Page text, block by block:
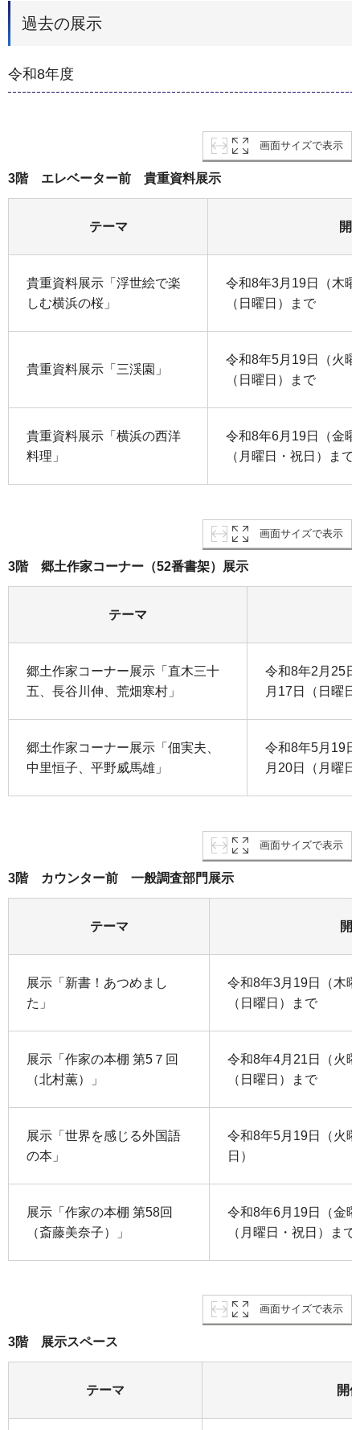
過去の展示
令和8年度
画面サイズで表示
3階 エレベーター前 貴重資料展示
テーマ 開
貴重資料展示「浮世絵で楽
しむ横浜の桜」
令和8年3月19日（木
（日曜日）まで
貴重資料展示「三渓園」
令和8年5月19日（火
（日曜日）まで
貴重資料展示「横浜の西洋
料理」
令和8年6月19日（金
（月曜日・祝日）まで
画面サイズで表示
3階 郷土作家コーナー（52番書架）展示
テーマ
郷土作家コーナー展示「直木三十
五、長谷川伸、荒畑寒村」
令和8年2月25
月17日（日曜
郷土作家コーナー展示「佃実夫、
中里恒子、平野威馬雄」
令和8年5月19
月20日（月曜
画面サイズで表示
3階 カウンター前 一般調査部門展示
テーマ 開
展示「新書！あつめまし
た」
令和8年3月19日（木
（日曜日）まで
展示「作家の本棚 第5７回
（北村薫）」
令和8年4月21日（火
（日曜日）まで
展示「世界を感じる外国語
の本」
令和8年5月19日（火
日）
展示「作家の本棚 第58回
（斎藤美奈子）」
令和8年6月19日（金
（月曜日・祝日）まで
画面サイズで表示
3階 展示スペース
テーマ 開